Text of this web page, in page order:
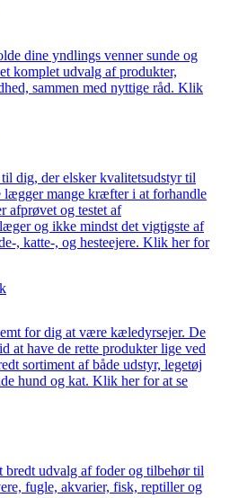
dine yndlings venner sunde og
komplet udvalg af produkter,
sammen med nyttige råd. Klik
dig, der elsker kvalitetsudstyr til
lægger mange kræfter i at forhandle
afprøvet og testet af
og ikke mindst det vigtigste af
, katte-, og hesteejere. Klik her for
for dig at være kæledyrsejer. De
at have de rette produkter lige ved
sortiment af både udstyr, legetøj
hund og kat. Klik her for at se
bredt udvalg af foder og tilbehør til
fugle, akvarier, fisk, reptiller og